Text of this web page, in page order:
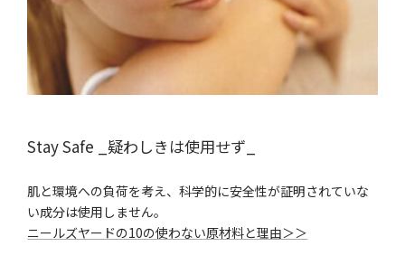
Stay Safe _疑わしきは使用せず_
肌と環境への負荷を考え、科学的に安全性が証明されていな
い成分は使用しません。
ニールズヤードの10の使わない原材料と理由＞＞